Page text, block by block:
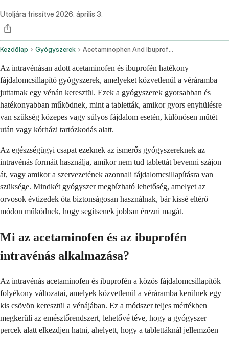
Utoljára frissítve 2026. április 3.
Kezdőlap Gyógyszerek Acetaminophen And Ibuprofen Intravenous Route
Az intravénásan adott acetaminofen és ibuprofén hatékony
fájdalomcsillapító gyógyszerek, amelyeket közvetlenül a véráramba
juttatnak egy vénán keresztül. Ezek a gyógyszerek gyorsabban és
hatékonyabban működnek, mint a tabletták, amikor gyors enyhülésre
van szükség közepes vagy súlyos fájdalom esetén, különösen műtét
után vagy kórházi tartózkodás alatt.
Az egészségügyi csapat ezeknek az ismerős gyógyszereknek az
intravénás formáit használja, amikor nem tud tablettát bevenni szájon
át, vagy amikor a szervezetének azonnali fájdalomcsillapításra van
szüksége. Mindkét gyógyszer megbízható lehetőség, amelyet az
orvosok évtizedek óta biztonságosan használnak, bár kissé eltérő
módon működnek, hogy segítsenek jobban érezni magát.
Mi az acetaminofen és az ibuprofén
intravénás alkalmazása?
Az intravénás acetaminofen és ibuprofén a közös fájdalomcsillapítók
folyékony változatai, amelyek közvetlenül a véráramba kerülnek egy
kis csövön keresztül a vénájában. Ez a módszer teljes mértékben
megkerüli az emésztőrendszert, lehetővé téve, hogy a gyógyszer
percek alatt elkezdjen hatni, ahelyett, hogy a tablettáknál jellemzően